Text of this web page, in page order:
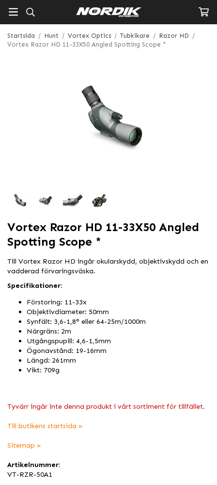
Startsida / Hunt / Vortex Optics / Tubkikare / Razor HD /
Vortex Razor HD 11-33X50 Angled Spotting Scope *
Vortex Razor HD 11-33X50 Angled
Spotting Scope *
Till Vortex Razor HD ingår okularskydd, objektivskydd och en
vadderad förvaringsväska.
Specifikationer:
Förstoring: 11-33x
Objektivdiameter: 50mm
Synfält: 3,6-1,8° eller 64-25m/1000m
Närgräns: 2m
Utgångspupill: 4,6-1,5mm
Ögonavstånd: 19-16mm
Längd: 261mm
Vikt: 709g
Tyvärr ingår inte denna produkt i vårt sortiment för tillfället.
Till butikens startsida »
Sitemap »
Artikelnummer:
VT-RZR-50A1